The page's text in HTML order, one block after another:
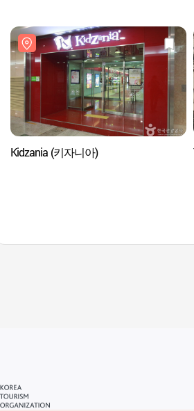
Kidzania (키자니아)